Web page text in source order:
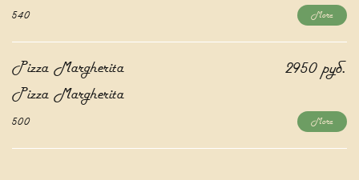
540 More
Pizza Margherita 2950 руб.
Pizza Margherita
500 More